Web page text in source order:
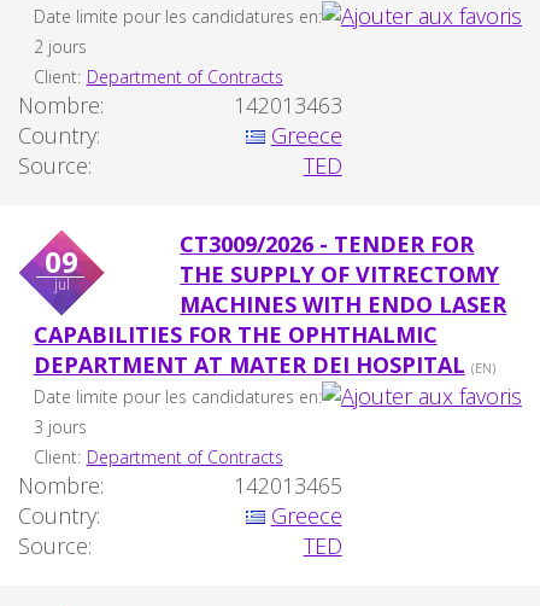
Date limite pour les candidatures en:
2 jours
Client: Department of Contracts
Nombre:
142013463
Country:
Greece
Source:
TED
09
jul
CT3009/2026 - TENDER FOR
THE SUPPLY OF VITRECTOMY
MACHINES WITH ENDO LASER
CAPABILITIES FOR THE OPHTHALMIC
DEPARTMENT AT MATER DEI HOSPITAL (EN)
Date limite pour les candidatures en:
3 jours
Client: Department of Contracts
Nombre:
142013465
Country:
Greece
Source:
TED